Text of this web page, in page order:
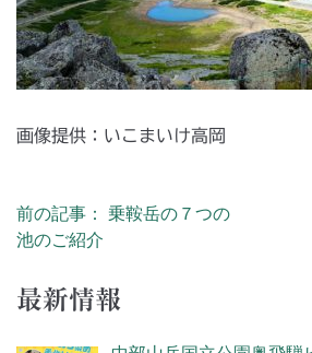
画像提供：いこまいけ高岡
投稿ナビゲーション
前の記事： 乗鞍岳の７つの
池のご紹介
最新情報